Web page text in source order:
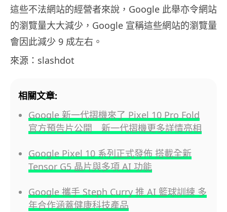
這些不法網站的經營者來說，Google 此舉亦令網站
的瀏覽量大大減少，Google 宣稱這些網站的瀏覽量
會因此減少 9 成左右。
來源：slashdot
相關文章:
Google 新一代摺機來了 Pixel 10 Pro Fold
官方預告片公開 新一代摺機更多詳情亮相
Google Pixel 10 系列正式發佈 搭載全新
Tensor G5 晶片與多項 AI 功能
Google 攜手 Steph Curry 推 AI 籃球訓練 多
年合作涵蓋健康科技產品